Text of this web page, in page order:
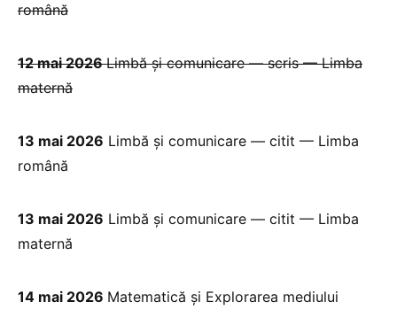
română
12 mai 2026Limbă și comunicare — scris — Limba
maternă
13 mai 2026 Limbă și comunicare — citit — Limba
română
13 mai 2026 Limbă și comunicare — citit — Limba
maternă
14 mai 2026 Matematică și Explorarea mediului